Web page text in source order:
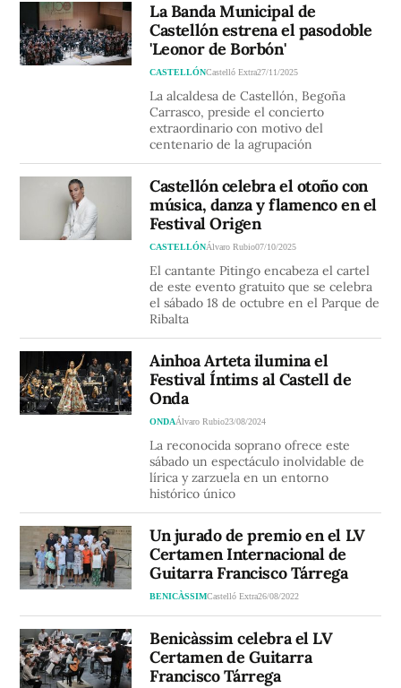
La Banda Municipal de
Castellón estrena el pasodoble
'Leonor de Borbón'
CASTELLÓNCastelló Extra27/11/2025
La alcaldesa de Castellón, Begoña
Carrasco, preside el concierto
extraordinario con motivo del
centenario de la agrupación
Castellón celebra el otoño con
música, danza y flamenco en el
Festival Origen
CASTELLÓNÁlvaro Rubio07/10/2025
El cantante Pitingo encabeza el cartel
de este evento gratuito que se celebra
el sábado 18 de octubre en el Parque de
Ribalta
Ainhoa Arteta ilumina el
Festival Íntims al Castell de
Onda
ONDAÁlvaro Rubio23/08/2024
La reconocida soprano ofrece este
sábado un espectáculo inolvidable de
lírica y zarzuela en un entorno
histórico único
Un jurado de premio en el LV
Certamen Internacional de
Guitarra Francisco Tárrega
BENICÀSSIMCastelló Extra26/08/2022
Benicàssim celebra el LV
Certamen de Guitarra
Francisco Tárrega